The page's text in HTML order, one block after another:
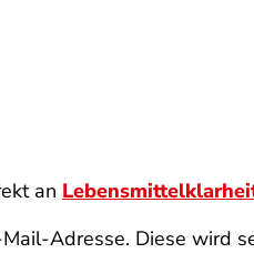
an
Adresse. Diese wird